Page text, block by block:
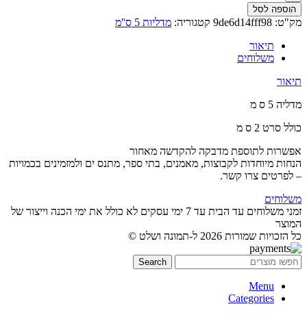
הוספה לסל
מק"ט: 9de6d14fff98 קטגוריה: מדליות 5 ס''מ
תיאור
משלוחים
תיאור
מדליה 5 ס מ
כולל סרט 2 ס מ
אפשרות לתוספת מדבקה להקדשה מאחור
הנחות מיוחדות לקבוצות, מאמנים, בתי ספר, מתנס ים ולמזמינים בכמויות
– לפרטים צרו קשר.
משלוחים
זמני משלוחים עד הבית עד 7 ימי עסקים לא כולל את ימי הכנה וייצור של
המוצר
כל הזכויות שמורות 2026 ל-תמונה ושלט ©
Search
Menu
Categories